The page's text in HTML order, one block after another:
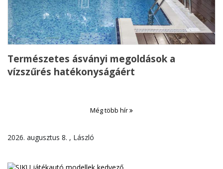
Természetes ásványi megoldások a
vízszűrés hatékonyságáért
Még több hír
2026. augusztus 8. , László